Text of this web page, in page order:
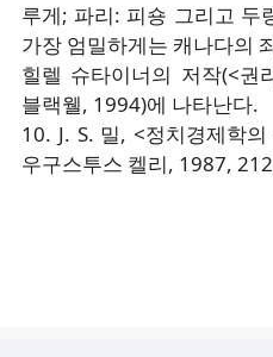
루게; 파리: 피숑 그리고 두
가장 엄밀하게는 캐나다의
힐렐 슈타이너의 저작(<권
블랙웰, 1994)에 나타난다.
10. J. S. 밀, <정치경제학
우구스투스 켈리, 1987,